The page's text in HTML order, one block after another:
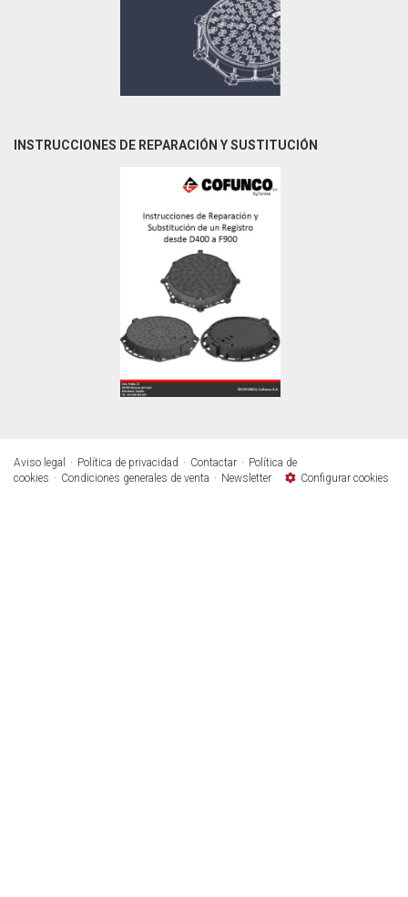
INSTRUCCIONES DE REPARACIÓN Y SUSTITUCIÓN
Aviso legal Política de privacidad Contactar
Política de
cookies
Condiciones generales de venta Newsletter Configurar cookies